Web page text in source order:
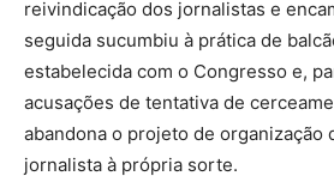
reivindicação dos jornalistas e
seguida sucumbiu à prática de
estabelecida com o Congresso e,
acusações de tentativa de
abandona o projeto de organização
jornalista à própria sorte.